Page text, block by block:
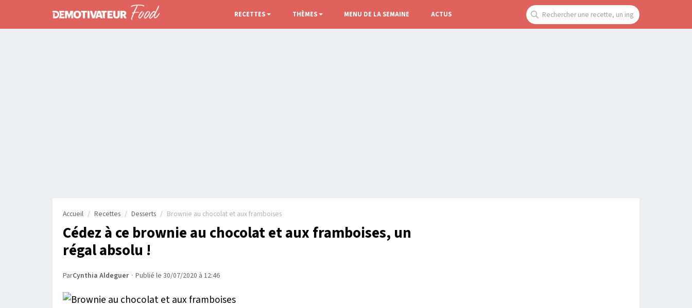
RECETTES THÈMES MENU DE LA SEMAINE ACTUS
Accueil Recettes Desserts Brownie au chocolat et aux framboises
Cédez à ce brownie au chocolat et aux framboises, un
régal absolu !
ParCynthia Aldeguer · Publié le 30/07/2020 à 12:46